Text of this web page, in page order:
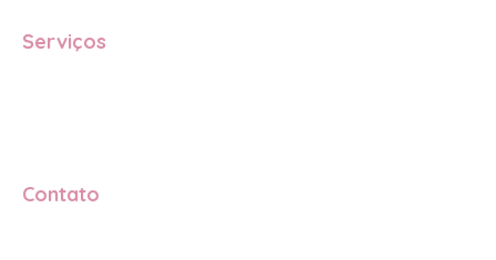
Serviços
Contato